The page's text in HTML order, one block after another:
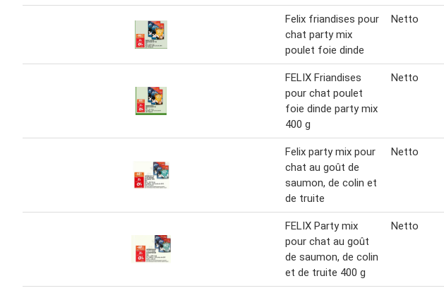
Felix friandises pour
chat party mix
poulet foie dinde
Netto
FELIX Friandises
pour chat poulet
foie dinde party mix
400 g
Netto
Felix party mix pour
chat au goût de
saumon, de colin et
de truite
Netto
FELIX Party mix
pour chat au goût
de saumon, de colin
et de truite 400 g
Netto